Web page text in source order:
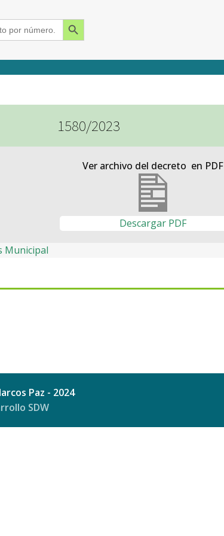
Search Button
2018
2017
2016
2015
1580/2023
Ver archivo del decreto en PDF
Descargar PDF
Municipal
Paz - 2024
SDW